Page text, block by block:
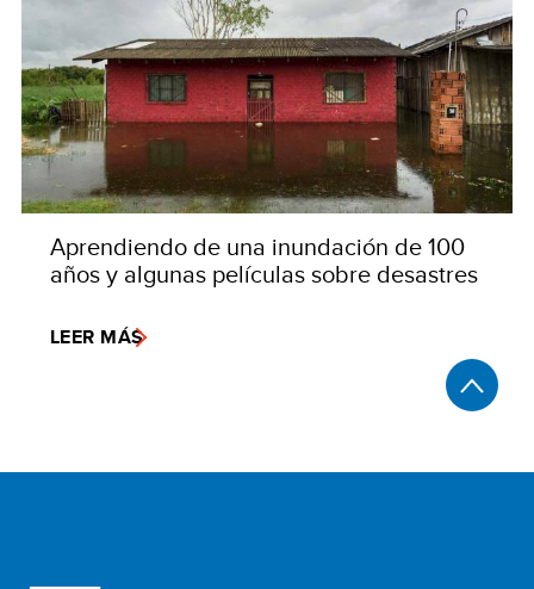
Aprendiendo de una inundación de 100
años y algunas películas sobre desastres
LEER MÁS